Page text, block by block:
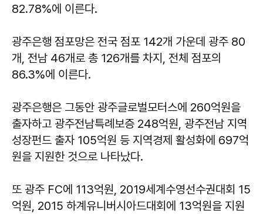
82.78%에 이른다.
광주은행 점포망은 전국 점포 142개 가운데 광주 80
개, 전남 46개로 총 126개를 차지, 전체 점포의
86.3%에 이른다.
광주은행은 그동안 광주글로벌모터스에 260억원을
출자하고 광주전남특례보증 248억원, 광주전남 지역
성장펀드 출자 105억원 등 지역경제 활성화에 697억
원을 지원한 것으로 나타났다.
또 광주 FC에 113억원, 2019세계수영선수권대회 15
억원, 2015 하계유니버시아드대회에 13억원을 지원